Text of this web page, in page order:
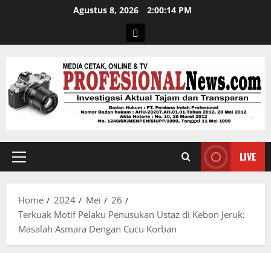
Agustus 8, 2026 2:00:15 PM
LIVE
Home 2024 Mei
26
Terkuak Motif Pelaku Penusukan Ustaz di Kebon Jeruk:
Masalah Asmara Dengan Cucu Korban